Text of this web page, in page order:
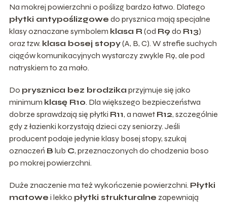
Na mokrej powierzchni o poślizg bardzo łatwo. Dlatego
płytki antypoślizgowe do prysznica mają specjalne
klasy oznaczane symbolem klasa R (od R9 do R13)
oraz tzw. klasa bosej stopy(A, B, C). W strefie suchych
ciągów komunikacyjnych wystarczy zwykle R9, ale pod
natryskiem to za mało.
Do prysznica bez brodzika przyjmuje się jako
minimum klasę R10. Dla większego bezpieczeństwa
dobrze sprawdzają się płytki R11, a nawet R12, szczególnie
gdy z łazienki korzystają dzieci czy seniorzy. Jeśli
producent podaje jedynie klasy bosej stopy, szukaj
oznaczeń B lub C, przeznaczonych do chodzenia boso
po mokrej powierzchni.
Duże znaczenie ma też wykończenie powierzchni. Płytki
matowe i lekko płytki strukturalne zapewniają